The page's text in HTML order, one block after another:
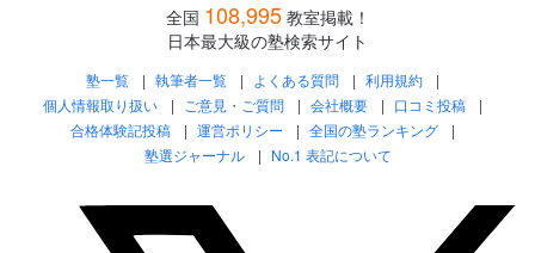
全国 108,995 教室掲載！
日本最大級の塾検索サイト
塾一覧 執筆者一覧 よくある質問
利用規約
個人情報取り扱い
ご意見・ご質問 会社概要
口コミ投稿
合格体験記投稿
運営ポリシー
全国の塾ランキング
塾選ジャーナル
No.1 表記について